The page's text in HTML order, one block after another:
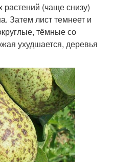
(чаще снизу)
Затем лист темнеет и
тёмные со
ухудшается, деревья